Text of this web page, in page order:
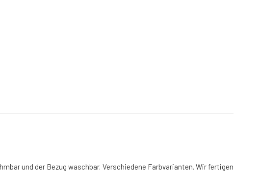
und der Bezug waschbar. Verschiedene Farbvarianten. Wir fertigen